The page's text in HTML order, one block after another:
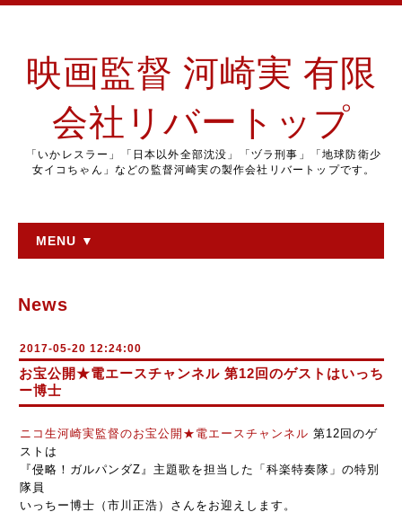
映画監督 河崎実 有限
会社リバートップ
「いかレスラー」「日本以外全部沈没」「ヅラ刑事」「地球防衛少
女イコちゃん」などの監督河崎実の製作会社リバートップです。
MENU ▼
News
2017-05-20 12:24:00
お宝公開★電エースチャンネル 第12回のゲストはいっち
ー博士
ニコ生河崎実監督のお宝公開★電エースチャンネル 第12回のゲ
ストは
『侵略！ガルパンダZ』主題歌を担当した「科楽特奏隊」の特別
隊員
いっちー博士（市川正浩）さんをお迎えします。